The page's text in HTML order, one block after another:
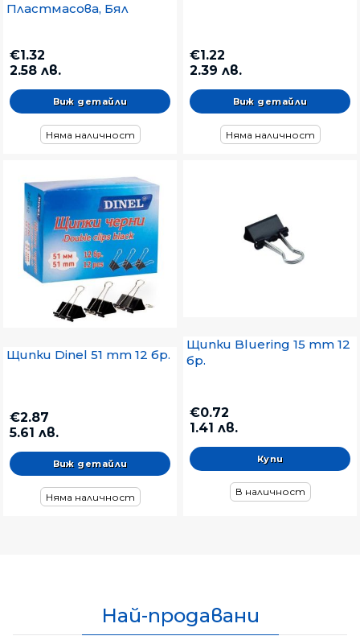
Пластмасова, Бял
€1.32
2.58 лв.
Виж детайли
Няма наличност
€1.22
2.39 лв.
Виж детайли
Няма наличност
Щипки Dinel 51 mm 12 бр.
€2.87
5.61 лв.
Виж детайли
Няма наличност
Щипки Bluering 15 mm 12
бр.
€0.72
1.41 лв.
В наличност
Най-продавани